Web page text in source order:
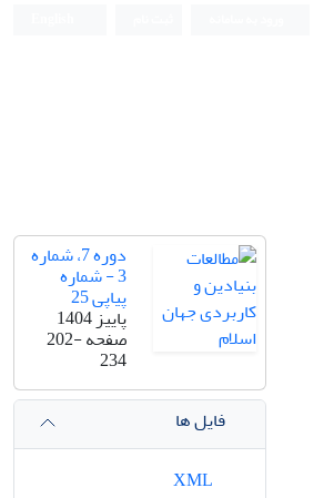
دوره 7، شماره
3 - شماره
پیاپی 25
پاییز 1404
صفحه202-
234
فایل ها